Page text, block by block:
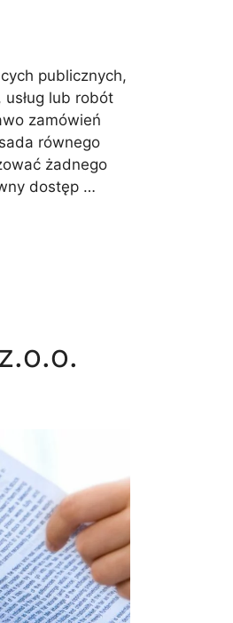
publicznych,
lub robót
zamówień
równego
żadnego
dostęp …